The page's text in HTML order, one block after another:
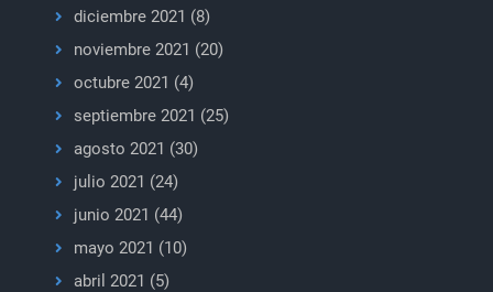
diciembre 2021 (8)
noviembre 2021 (20)
octubre 2021 (4)
septiembre 2021 (25)
agosto 2021 (30)
julio 2021 (24)
junio 2021 (44)
mayo 2021 (10)
abril 2021 (5)